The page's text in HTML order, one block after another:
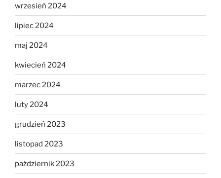
wrzesień 2024
lipiec 2024
maj 2024
kwiecień 2024
marzec 2024
luty 2024
grudzień 2023
listopad 2023
październik 2023